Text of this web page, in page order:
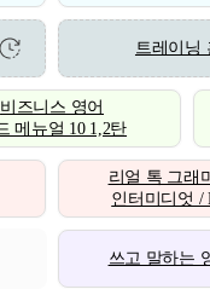
트레이닝
비즈니스 영어
메뉴얼 10 1,2탄
리얼 톡 그래
인터미디엇 /
쓰고 말하는